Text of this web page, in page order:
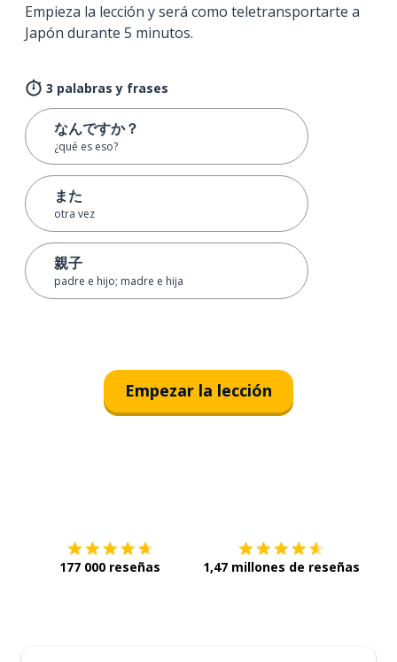
Empieza la lección y será como teletransportarte a
Japón durante 5 minutos.
3 palabras y frases
なんですか？
¿qué es eso?
また
otra vez
親子
padre e hijo; madre e hija
Empezar la lección
177 000 reseñas 1,47 millones de reseñas